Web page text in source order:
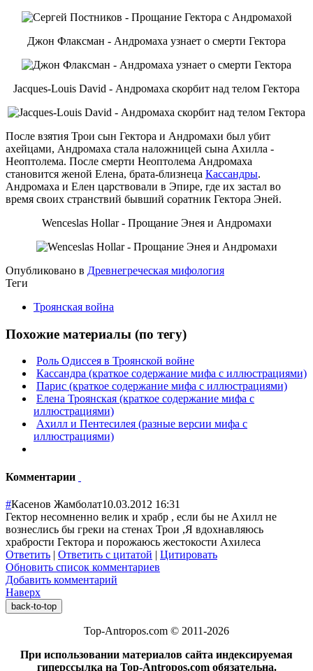
Джон Флаксман - Андромаха узнает о смерти Гектора
Jacques-Louis David - Андромаха скорбит над телом Гектора
После взятия Трои сын Гектора и Андромахи был убит
ахейцами, Андромаха стала наложницей сына Ахилла -
Неоптолема. После смерти Неоптолема Андромаха
становится женой Елена, брата-близнеца Кассандры.
Андромаха и Елен царствовали в Эпире, где их застал во
время своих странствий бывший соратник Гектора Эней.
Wenceslas Hollar - Прощание Энея и Андромахи
Опубликовано в Древнегреческая мифология
Теги
Троянская война
Похожие материалы (по тегу)
Роль Одиссея в Троянской войне
Кассандра (краткое содержание мифа с иллюстрациями)
Парис (краткое содержание мифа с иллюстрациями)
Елена Троянская (краткое содержание мифа с
иллюстрациями)
Ахилл и Пентесилея (разные версии мифа с
иллюстрациями)
Комментарии
#Касенов Жамболат10.03.2012 16:31
Гектор несомненно велик и храбр , если бы не Ахилл не
вознеслись бы греки на стенах Трои ,Я вдохнавляюсь
храбрости Гектора и порожаюсь жестокости Ахилеса
Ответить | Ответить с цитатой | Цитировать
Обновить список комментариев
Добавить комментарий
Наверх
back-to-top
Top-Antropos.com © 2011-2026
При использовании материалов сайта индексируемая
гиперссылка на Top-Antropos.com обязательна.